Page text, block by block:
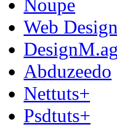
Noupe
Web
DesignM.ag
Abduzeedo
Nettuts+
Psdtuts+